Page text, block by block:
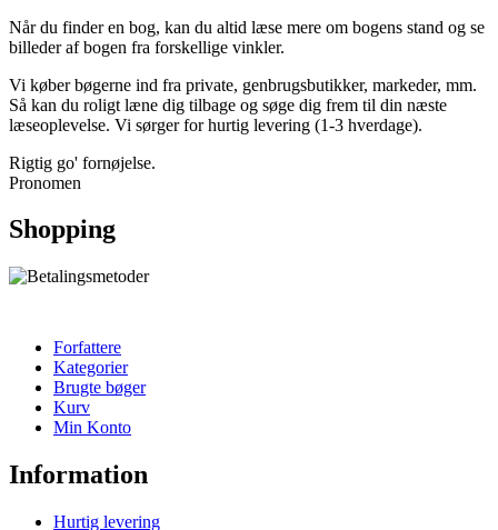
Når du finder en bog, kan du altid læse mere om bogens stand og se
billeder af bogen fra forskellige vinkler.
Vi køber bøgerne ind fra private, genbrugsbutikker, markeder, mm.
Så kan du roligt læne dig tilbage og søge dig frem til din næste
læseoplevelse. Vi sørger for hurtig levering (1-3 hverdage).
Rigtig go' fornøjelse.
Pronomen
Shopping
Forfattere
Kategorier
Brugte bøger
Kurv
Min Konto
Information
Hurtig levering